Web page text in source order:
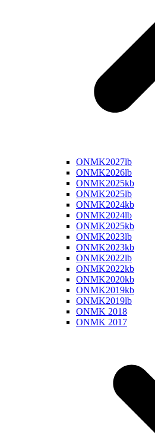
ONMK2027lb
ONMK2026lb
ONMK2025kb
ONMK2025lb
ONMK2024kb
ONMK2024lb
ONMK2025kb
ONMK2023lb
ONMK2023kb
ONMK2022lb
ONMK2022kb
ONMK2020kb
ONMK2019kb
ONMK2019lb
ONMK 2018
ONMK 2017